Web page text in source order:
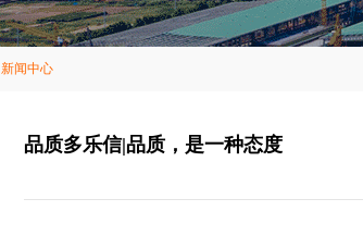
新闻中心
品质多乐信|品质，是一种态度